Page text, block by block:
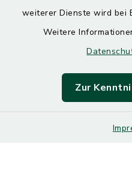
weiterer Dienste wird bei
Weitere
Zur